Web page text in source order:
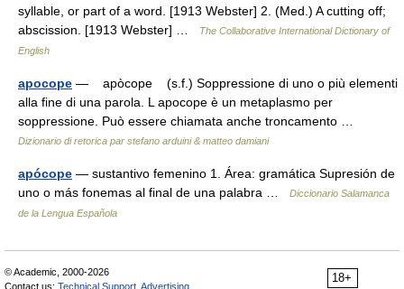
syllable, or part of a word. [1913 Webster] 2. (Med.) A cutting off;
abscission. [1913 Webster] …
The Collaborative International Dictionary of
English
apocope — apòcope (s.f.) Soppressione di uno o più elementi
alla fine di una parola. L a­pocope è un metaplasmo per
soppressione. Può essere chiamata anche troncamento …
Dizionario di retorica par stefano arduini & matteo damiani
apócope — sustantivo femenino 1. Área: gramática Supresión de
uno o más fonemas al final de una palabra …
Diccionario Salamanca
de la Lengua Española
18+
© Academic, 2000-2026
Contact us: Technical Support Advertising